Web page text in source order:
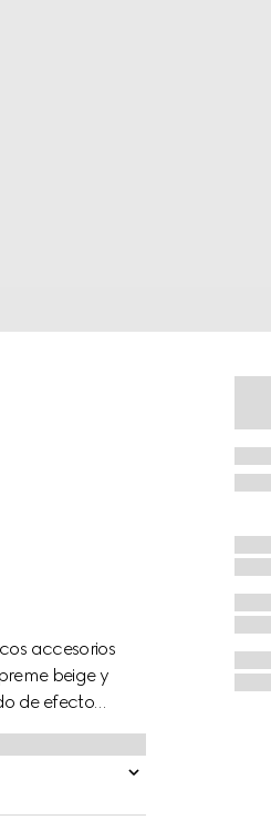
accesorios
beige y
de efecto
para billetes